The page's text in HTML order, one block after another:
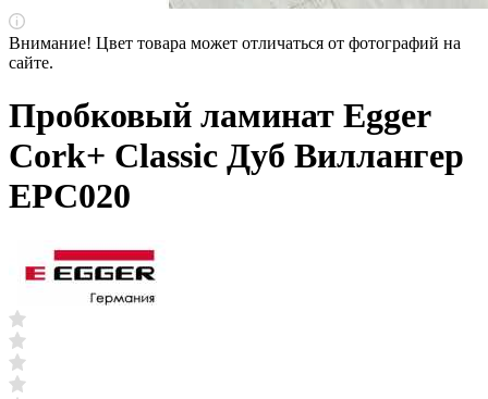
Внимание! Цвет товара может отличаться от фотографий на
сайте.
Пробковый ламинат Egger
Cork+ Classic Дуб Виллангер
EPC020